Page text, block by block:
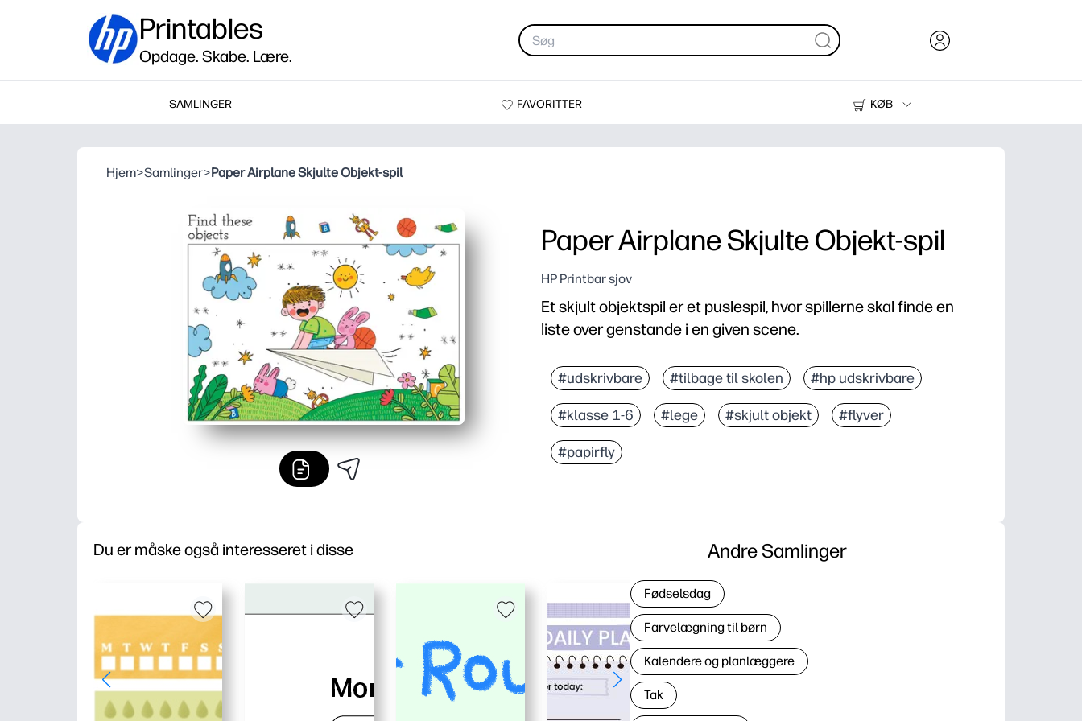
Printables
Opdage. Skabe. Lære.
SAMLINGER FAVORITTER
KØB
Printere
Hjem>Samlinger>Paper Airplane Skjulte Objekt-spil
Paper Airplane Skjulte Objekt-spil
HP Printbar sjov
Et skjult objektspil er et puslespil, hvor spillerne skal finde en
liste over genstande i en given scene.
#udskrivbare #tilbage til skolen #hp udskrivbare
#klasse 1-6 #lege #skjult objekt #flyver
#papirfly
Du er måske også interesseret i disse Andre Samlinger
Fødselsdag
Farvelægning til børn
Kalendere og planlæggere
Tak